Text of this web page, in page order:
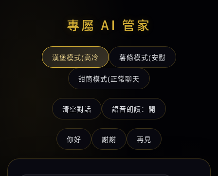
專屬 AI 管家
漢堡模式(高冷 薯條模式(安慰
甜筒模式(正常聊天
清空對話 語音朗讀：開
你好 謝謝 再見